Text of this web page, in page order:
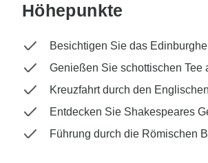
Höhepunkte
Besichtigen Sie das
Genießen Sie schottischen Tee
Kreuzfahrt durch den
Entdecken Sie Shakespeares
Führung durch die Römischen